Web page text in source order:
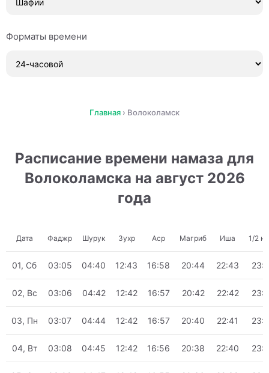
Форматы времени
Главная › Волоколамск
Расписание времени намаза для
Волоколамска на август 2026
года
Дата Фаджр Шурук Зухр Аср Магриб Иша 1/2
01, Сб 03:05 04:40 12:43 16:58 20:44 22:43
02, Вс 03:06 04:42 12:42 16:57 20:42 22:42
03, Пн 03:07 04:44 12:42 16:57 20:40 22:41
04, Вт 03:08 04:45 12:42 16:56 20:38 22:40